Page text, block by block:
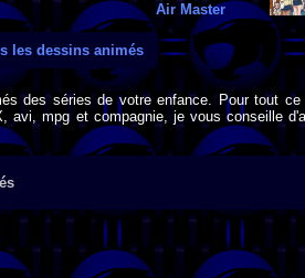
Air Master
les dessins animés
des séries de votre enfance. Pour tout ce
avi, mpg et compagnie, je vous conseille